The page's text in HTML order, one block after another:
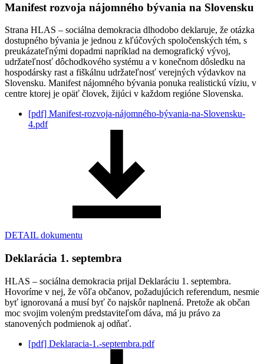
Manifest rozvoja nájomného bývania na Slovensku
Strana HLAS – sociálna demokracia dlhodobo deklaruje, že otázka
dostupného bývania je jednou z kľúčových spoločenských tém, s
preukázateľnými dopadmi napríklad na demografický vývoj,
udržateľnosť dôchodkového systému a v konečnom dôsledku na
hospodársky rast a fiškálnu udržateľnosť verejných výdavkov na
Slovensku. Manifest nájomného bývania ponuka realistickú víziu, v
centre ktorej je opäť človek, žijúci v každom regióne Slovenska.
[pdf] Manifest-rozvoja-nájomného-bývania-na-Slovensku-
4.pdf
DETAIL dokumentu
Deklarácia 1. septembra
HLAS – sociálna demokracia prijal Deklaráciu 1. septembra.
Hovoríme v nej, že vôľa občanov, požadujúcich referendum, nesmie
byť ignorovaná a musí byť čo najskôr naplnená. Pretože ak občan
moc svojim voleným predstaviteľom dáva, má ju právo za
stanovených podmienok aj odňať.
[pdf] Deklaracia-1.-septembra.pdf